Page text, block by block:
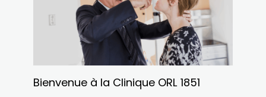
Bienvenue à la Clinique ORL 1851